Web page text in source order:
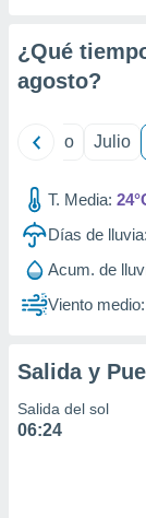
e
mediante
publicidad
publicidad
de
1199
¿Qué
agosto?
Junio Julio
T. Media:
Días de lluvia:
Acum. de
Viento medio:
Salida y
Salida del sol
06:24